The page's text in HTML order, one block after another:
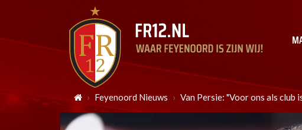
Feyenoord Nieuws Van Persie: "Voor ons als club